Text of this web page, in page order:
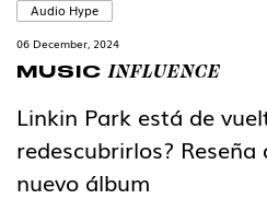
Audio Hype
06 December, 2024
MUSICINFLUENCE
Linkin Park está de
redescubrirlos? Reseña
nuevo álbum